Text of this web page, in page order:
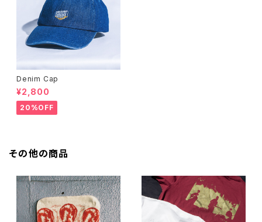
Denim Cap
¥2,800
20%OFF
その他の商品